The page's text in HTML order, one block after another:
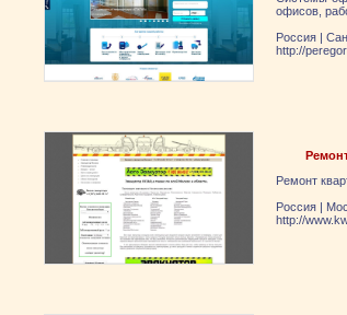
офисов,
Россия |
http://
Ремонт
Россия |
http://